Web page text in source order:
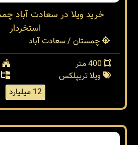
استخردار
چمستان / سعادت آباد
ویلا تریپلکس
12 میلیارد